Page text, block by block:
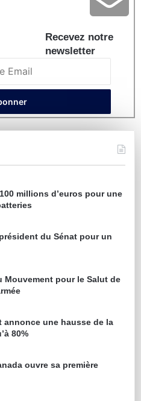
Recevez notre
newsletter
millions d’euros pour une
du Sénat pour un
Mouvement pour le Salut de
annonce une hausse de la
80%
ouvre sa première